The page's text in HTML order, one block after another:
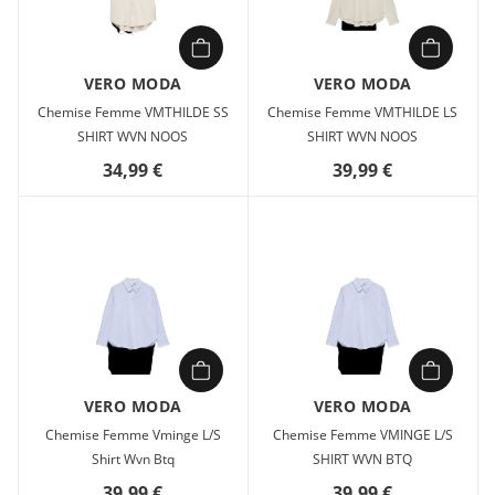
VERO MODA
Chemise Femme VMTHILDE SS
SHIRT WVN NOOS
34,99 €
VERO MODA
Chemise Femme VMTHILDE LS
SHIRT WVN NOOS
39,99 €
VERO MODA
Chemise Femme Vminge L/S
Shirt Wvn Btq
VERO MODA
Chemise Femme VMINGE L/S
SHIRT WVN BTQ